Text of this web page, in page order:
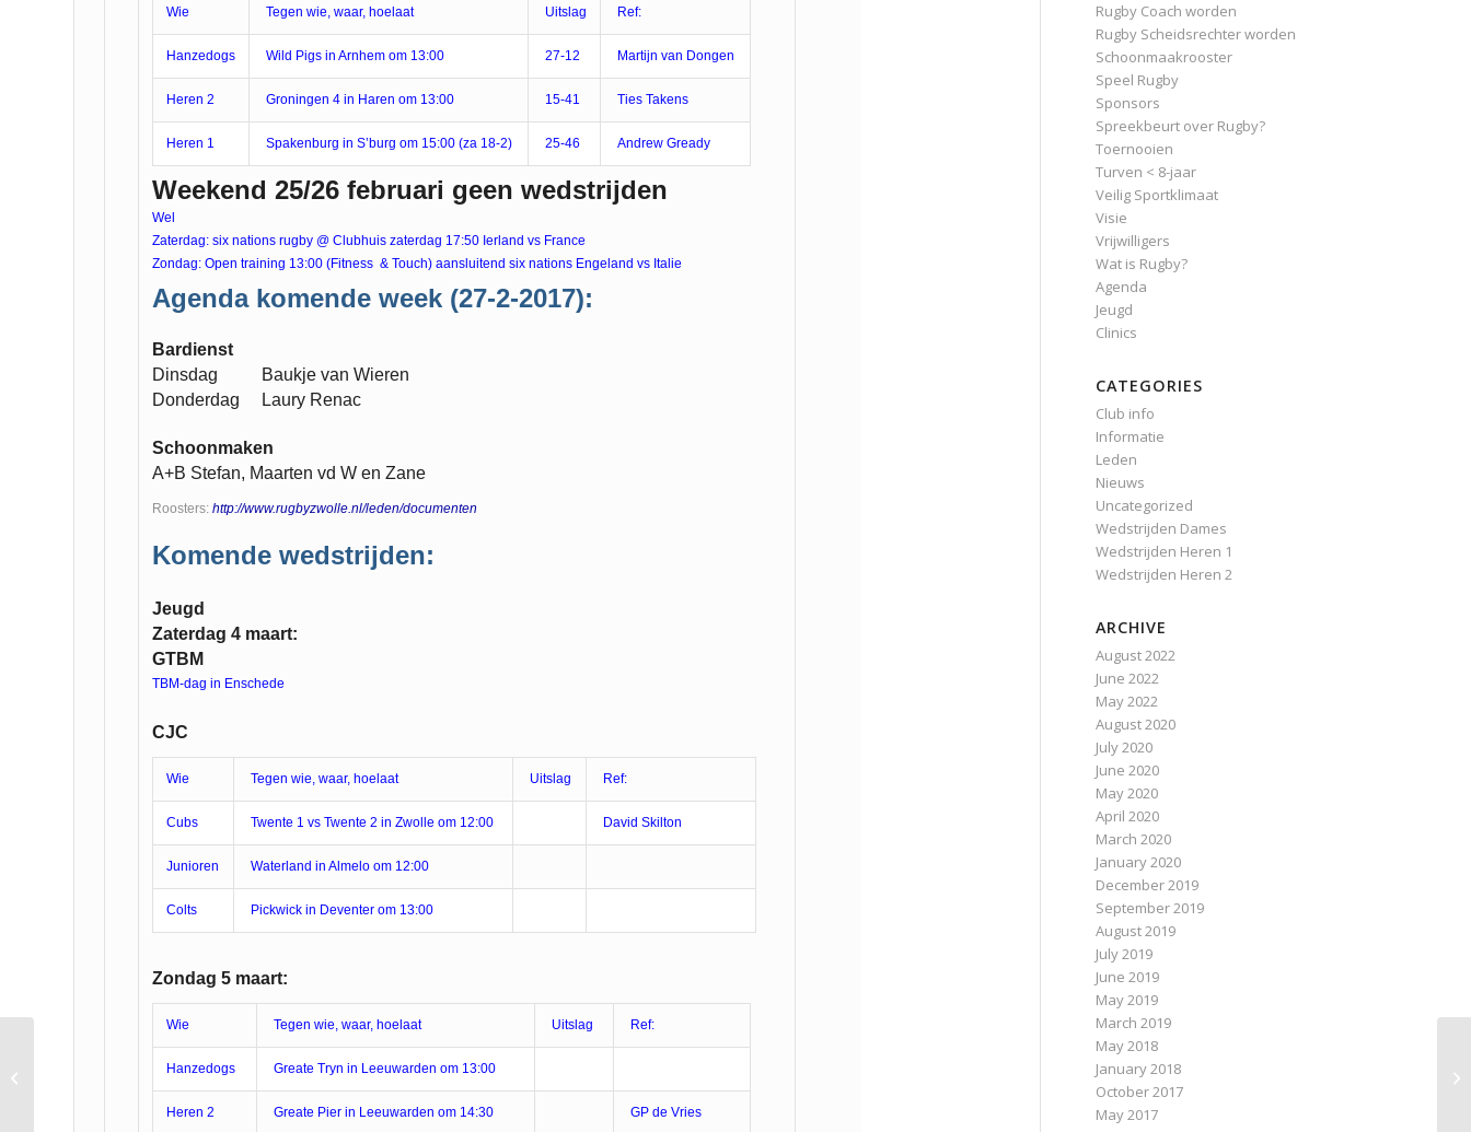
Wie Tegen wie, waar, hoelaat Uitslag Ref:
Hanzedogs Wild Pigs in Arnhem om 13:00 27-12 Martijn van Dongen
Heren 2 Groningen 4 in Haren om 13:00 15-41 Ties Takens
Heren 1 Spakenburg in S’burg om 15:00 (za 18-2) 25-46 Andrew Gready
Weekend 25/26 februari geen wedstrijden
Wel
Zaterdag: six nations rugby @ Clubhuis zaterdag 17:50 Ierland vs France
Zondag: Open training 13:00 (Fitness & Touch) aansluitend six nations Engeland vs Italie
Agenda komende week (27-2-2017):
Bardienst
Dinsdag Baukje van Wieren
Donderdag Laury Renac
Schoonmaken
A+B Stefan, Maarten vd W en Zane
Roosters: http://www.rugbyzwolle.nl/leden/documenten
Komende wedstrijden:
Jeugd
Zaterdag 4 maart:
GTBM
TBM-dag in Enschede
CJC
Wie Tegen wie, waar, hoelaat Uitslag Ref:
Cubs Twente 1 vs Twente 2 in Zwolle om 12:00 David Skilton
Junioren Waterland in Almelo om 12:00
Colts Pickwick in Deventer om 13:00
Zondag 5 maart:
Wie Tegen wie, waar, hoelaat Uitslag Ref:
Hanzedogs Greate Tryn in Leeuwarden om 13:00
Heren 2 Greate Pier in Leeuwarden om 14:30 GP de Vries
Rugby Coach worden
Rugby Scheidsrechter worden
Schoonmaakrooster
Speel Rugby
Sponsors
Spreekbeurt over Rugby?
Toernooien
Turven < 8-jaar
Veilig Sportklimaat
Visie
Vrijwilligers
Wat is Rugby?
Agenda
Jeugd
Clinics
CATEGORIES
Club info
Informatie
Leden
Nieuws
Uncategorized
Wedstrijden Dames
Wedstrijden Heren 1
Wedstrijden Heren 2
ARCHIVE
August 2022
June 2022
May 2022
August 2020
July 2020
June 2020
May 2020
April 2020
March 2020
January 2020
December 2019
September 2019
August 2019
July 2019
June 2019
May 2019
March 2019
May 2018
January 2018
October 2017
May 2017
Vertrouwensprotocol